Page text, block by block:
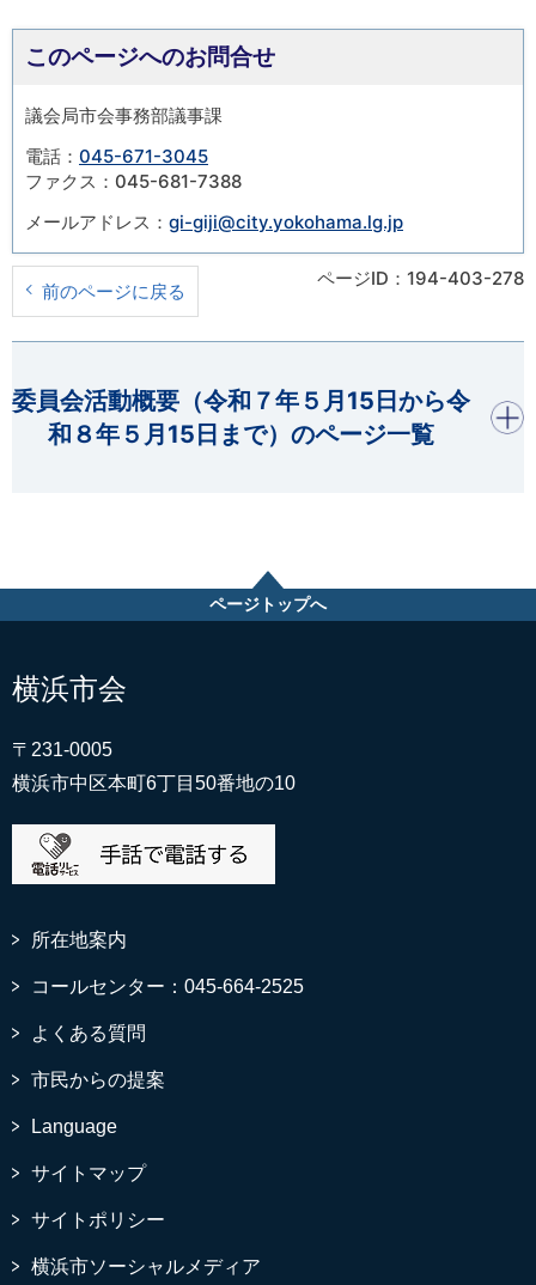
このページへのお問合せ
議会局市会事務部議事課
電話： 045-671-3045
ファクス：045-681-7388
メールアドレス： gi-giji@city.yokohama.lg.jp
前のページに戻る
ページID：194-403-278
委員会活動概要（令和７年５月15日から令
和８年５月15日まで）のページ一覧
開く
ページトップへ
横浜市会
〒231-0005
横浜市中区本町6丁目50番地の10
所在地案内
コールセンター：045-664-2525
よくある質問
市民からの提案
Language
サイトマップ
サイトポリシー
横浜市ソーシャルメディア